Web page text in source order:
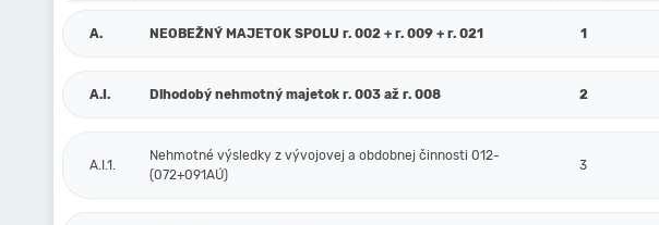
A. NEOBEŽNÝ MAJETOK SPOLU r. 002 + r. 009 + r. 021 1
A.I. Dlhodobý nehmotný majetok r. 003 až r. 008 2
A.I.1.
Nehmotné výsledky z vývojovej a obdobnej činnosti 012-
(072+091AÚ)
3